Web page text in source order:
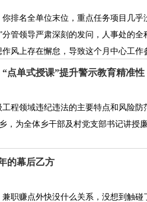
排名全单位末位，重点任务项目几
管领导严肃深刻的发问，人事处的
风上存在懈怠，导致这个月中心工作
“点单式授课”提升警示教育精准性
工程领域违纪违法的主要特点和风险
，为全体乡干部及村党支部书记讲授
的幕后乙方
职赚点外快没什么关系，没想到触